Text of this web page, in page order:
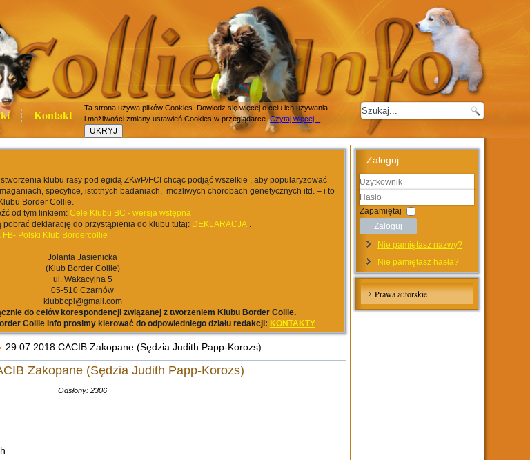
Kontakt
Ta strona używa plików Cookies. Dowiedz się więcej o celu ich używania
i możliwości zmiany ustawień Cookies w przeglądarce.Czytaj więcej...
klubu rasy pod egidą ZKwP/FCI chcąc podjąć wszelkie , aby popularyzować
specyfice, istotnych badaniach, możliwych chorobach genetycznych itd. – i to
Border Collie.
od tym linkiem:Cele Klubu BC - wersja wstępna
deklarację do przystąpienia do klubu tutaj: DEKLARACJA .
FB- Polski Klub Bordercollie
Jolanta Jasienicka
(Klub Border Collie)
ul. Wakacyjna 5
05-510 Czarnów
klubbcpl@gmail.com
do celów korespondencji związanej z tworzeniem Klubu Border Collie.
Collie Info prosimy kierować do odpowiedniego działu redakcji: KONTAKTY
29.07.2018 CACIB Zakopane (Sędzia Judith Papp-Korozs)
Zakopane (Sędzia Judith Papp-Korozs)
Odsłony: 2306
Zaloguj
Użytkownik
Hasło
Zapamiętaj
Zaloguj
Nie pamiętasz nazwy?
Nie pamiętasz hasła?
Prawa autorskie